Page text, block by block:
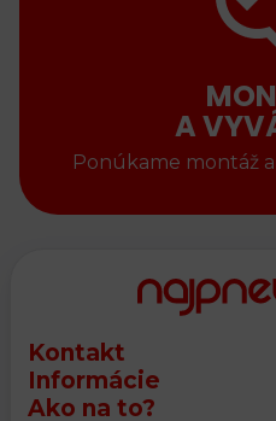
A
Ponúkame montáž
Kontakt
Informácie
Ako na to?